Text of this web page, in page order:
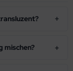
mischen?